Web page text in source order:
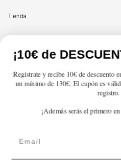
Tienda
Información
¡10€ de
Regístrate y recibe 10€ de descuento
un mínimo de 130€. El cupón es
registro.
¡Además serás el primero